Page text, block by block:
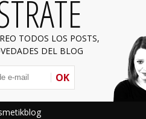
TODOS LOS POSTS,
DEL BLOG
OK